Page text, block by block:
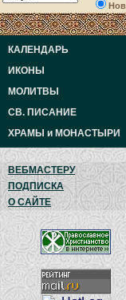
КАЛЕНДАРЬ
ИКОНЫ
МОЛИТВЫ
СВ. ПИСАНИЕ
ХРАМЫ и МОНАСТЫРИ
ВЕБМАСТЕРУ
ПОДПИСКА
О САЙТЕ